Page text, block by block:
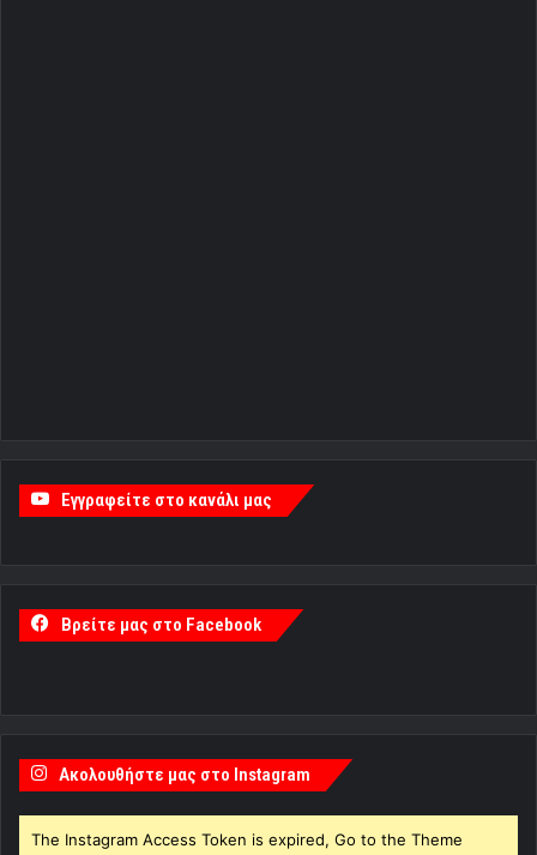
Εγγραφείτε στο κανάλι μας
Βρείτε μας στο Facebook
Ακολουθήστε μας στο Instagram
The Instagram Access Token is expired, Go to the Theme